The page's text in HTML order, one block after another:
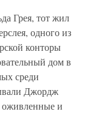
Грея, тот жил
одного из
конторы
дом в
среди
Джордж
и